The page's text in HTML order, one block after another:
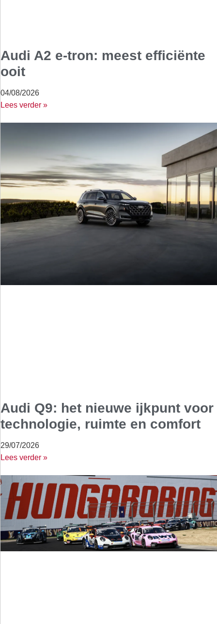
Audi A2 e-tron: meest efficiënte
ooit
04/08/2026
Lees verder »
Audi Q9: het nieuwe ijkpunt voor
technologie, ruimte en comfort
29/07/2026
Lees verder »